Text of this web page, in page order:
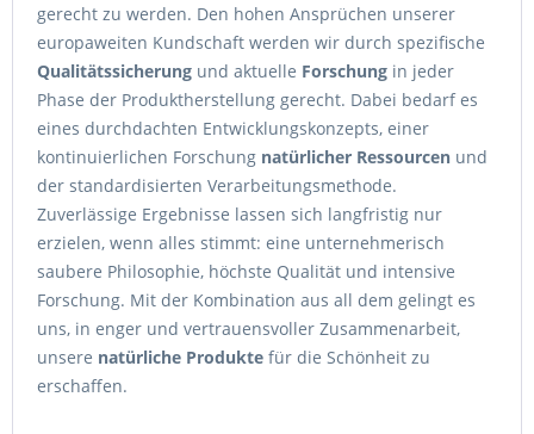
gerecht zu werden. Den hohen Ansprüchen unserer
europaweiten Kundschaft werden wir durch spezifische
Qualitätssicherung und aktuelle Forschung in jeder
Phase der Produktherstellung gerecht. Dabei bedarf es
eines durchdachten Entwicklungskonzepts, einer
kontinuierlichen Forschung natürlicher Ressourcen und
der standardisierten Verarbeitungsmethode.
Zuverlässige Ergebnisse lassen sich langfristig nur
erzielen, wenn alles stimmt: eine unternehmerisch
saubere Philosophie, höchste Qualität und intensive
Forschung. Mit der Kombination aus all dem gelingt es
uns, in enger und vertrauensvoller Zusammenarbeit,
unsere natürliche Produkte für die Schönheit zu
erschaffen.